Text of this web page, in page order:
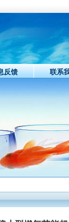
反馈 联系